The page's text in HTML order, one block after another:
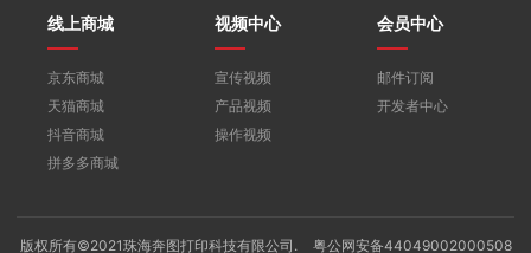
线上商城
京东商城
天猫商城
抖音商城
拼多多商城
视频中心
宣传视频
产品视频
操作视频
会员中心
邮件订阅
开发者中心
版权所有©2021珠海奔图打印科技有限公司. 粤公网安备44049002000508